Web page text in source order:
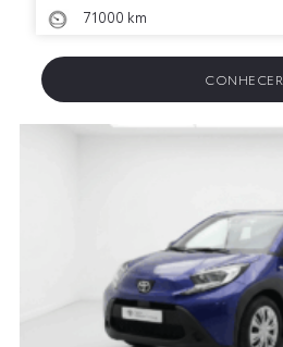
71000 km
CONHECER